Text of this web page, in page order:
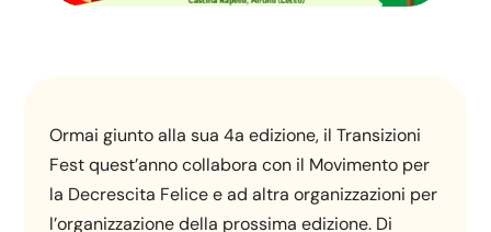
Ormai giunto alla sua 4a edizione, il Transizioni
Fest quest’anno collabora con il Movimento per
la Decrescita Felice e ad altra organizzazioni per
l’organizzazione della prossima edizione. Di